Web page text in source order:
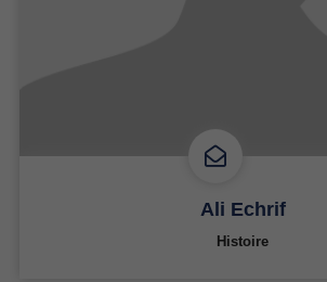
Ali Echrif
Histoire